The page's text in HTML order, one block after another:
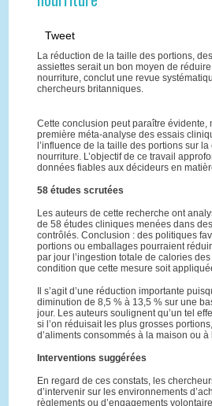
Tweet
La réduction de la taille des portions,
assiettes serait un bon moyen de
nourriture, conclut une revue
chercheurs britanniques.
Cette conclusion peut paraître évidente,
première méta-analyse des essais
l’influence de la taille des portions sur
nourriture. L’objectif de ce travail
données fiables aux décideurs en
58 études scrutées
Les auteurs de cette recherche ont
de 58 études cliniques menées dans
contrôlés. Conclusion : des politiques
portions ou emballages pourraient
par jour l’ingestion totale de calories
condition que cette mesure soit
Il s’agit d’une réduction importante
diminution de 8,5 % à 13,5 % sur une
jour. Les auteurs soulignent qu’un tel
si l’on réduisait les plus grosses portions,
d’aliments consommés à la maison ou à
Interventions suggérées
En regard de ces constats, les
d’intervenir sur les environnements
règlements ou d’engagements